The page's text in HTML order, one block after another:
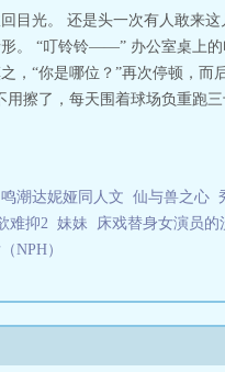
回目光。 还是头一次有人敢来
。 “叮铃铃——” 办公室桌上的
，“你是哪位？”再次停顿，而
用擦了，每天围着球场负重跑
鸣潮达妮娅同人文 仙与兽之心
难抑2 妹妹 床戏替身女演员的
NPH）